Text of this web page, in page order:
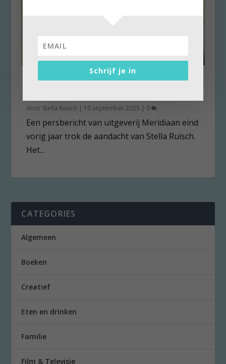
‘Zoals zij het ziet’ voorloper
door Stella Ruisch | 10 september 2025 | 0
Een persbericht van uitgeverij Meridiaan eind
vorig jaar trok de aandacht van Stella Ruisch.
Het...
CATEGORIES
Algemeen
Boeken
Creatief
Eten en drinken
Familie
Film & Televisie
Schrijf je in